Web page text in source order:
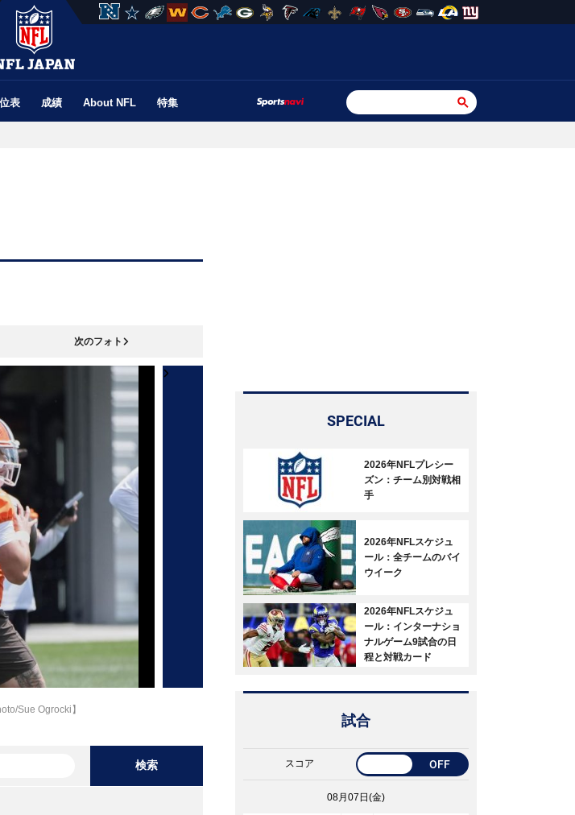
表 成績 About NFL 特集
次のフォト
Sue Ogrocki】
検索
SPECIAL
2026年NFLプレシー
ズン：チーム別対戦相
手
2026年NFLスケジュ
ール：全チームのバイ
ウイーク
2026年NFLスケジュ
ール：インターナショ
ナルゲーム9試合の日
程と対戦カード
試合
スコア OFF
08月07日(金)